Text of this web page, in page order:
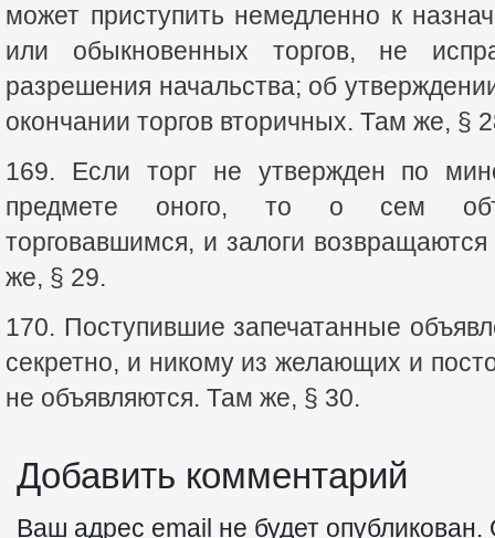
может приступить немедленно к
или обыкновенных торгов, не
разрешения начальства; об
окончании торгов вторичных. Там же, §
169. Если торг не утвержден по
предмете оного, то о сем
торговавшимся, и залоги
же, § 29.
170. Поступившие запечатанные
секретно, и никому из желающих и
не объявляются. Там же, § 30.
Добавить комментарий
Ваш адрес email не будет опубликован.